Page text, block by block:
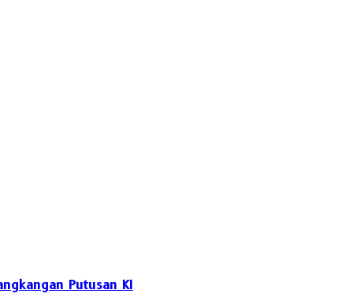
Putusan KI